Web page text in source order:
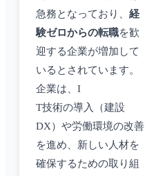
急務となっており、 経
験ゼロからの転職を歓
迎する企業が増加して
いるとされています。
企業は、I
T技術の導入（建設
DX）や労働環境の改善
を進め、新しい人材を
確保するための取り組